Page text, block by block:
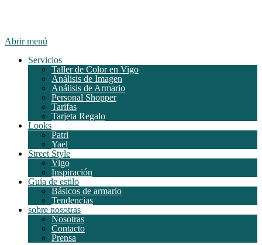
Abrir menú
Servicios
Taller de Color en Vigo
Análisis de Imagen
Análisis de Armario
Personal Shopper
Tarifas
Tarjeta Regalo
Looks
Patri
Yael
Street Style
Vigo
Inspiración
Guía de estilo
Básicos de armario
Tendencias
sobre nosotras
Nosotras
Contacto
Prensa